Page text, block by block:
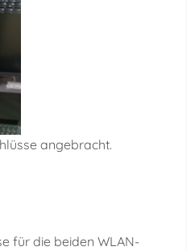
angebracht.
für die beiden WLAN-